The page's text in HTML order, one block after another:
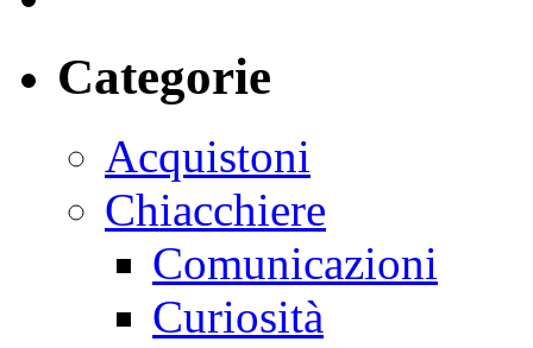
Categorie
Acquistoni
Chiacchiere
Comunicazioni
Curiosità